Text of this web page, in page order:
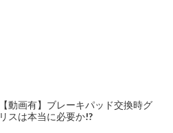
【動画有】ブレーキパッド交換時グ
リスは本当に必要か!?